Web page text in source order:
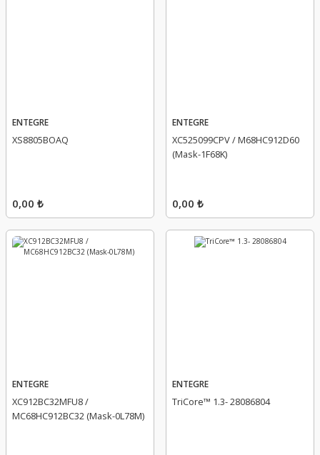
ENTEGRE
XS8805BOAQ
0,00 ₺
ENTEGRE
XC525099CPV / M68HC912D60
(Mask-1F68K)
0,00 ₺
ENTEGRE
XC912BC32MFU8 /
MC68HC912BC32 (Mask-0L78M)
ENTEGRE
TriCore™ 1.3- 28086804